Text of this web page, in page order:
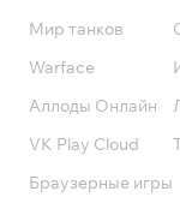
Мир танков
Warface
Аллоды Онлайн
VK Play Cloud
Браузерные игры